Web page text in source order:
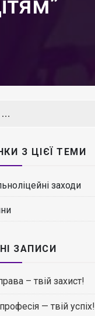
З ЦІЄЇ ТЕМИ
заходи
ЗАПИСИ
– твій захист!
— твій успіх!